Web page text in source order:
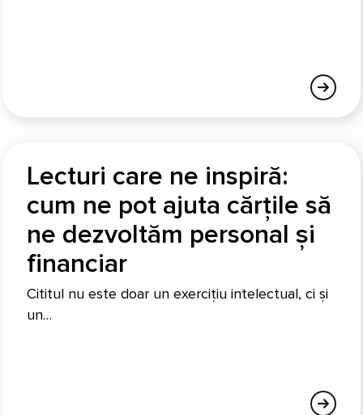
Lecturi care ne inspiră:
cum ne pot ajuta cărțile să
ne dezvoltăm personal și
financiar
Cititul nu este doar un exercițiu intelectual, ci și
un…